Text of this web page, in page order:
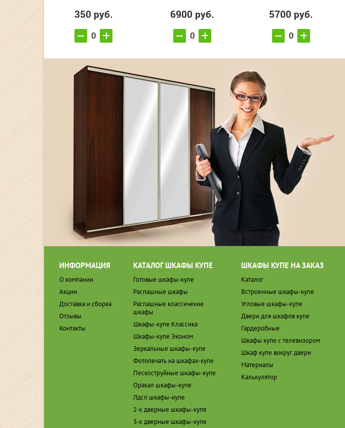
350 руб. 6900 руб. 5700 руб.
ИНФОРМАЦИЯ
О компании
Акции
Доставка и сборка
Отзывы
Контакты
КАТАЛОГ ШКАФЫ КУПЕ
Готовые шкафы-купе
Распашные шкафы
Распашные классичекие
шкафы
Шкафы-купе Классика
Шкафы-купе Эконом
Зеркальные шкафы-купе
Фотопечать на шкафах-купе
Пескоструйные шкафы-купе
Оракал шкафы-купе
Лдсп шкафы-купе
2-х дверные шкафы-купе
3-х дверные шкафы-купе
ШКАФЫ КУПЕ НА ЗАКАЗ
Каталог
Встроенные шкафы-купе
Угловые шкафы-купе
Двери для шкафов купе
Гардеробные
Шкафы купе с телевизором
Шкаф купе вокруг двери
Материалы
Калькулятор